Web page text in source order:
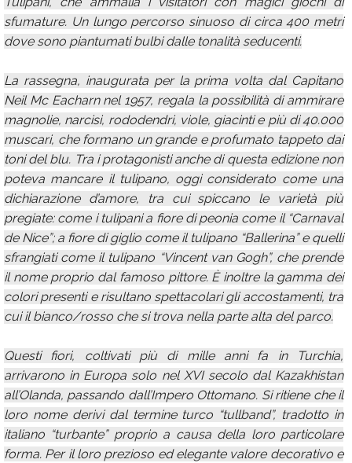
sfumature. Un lungo percorso sinuoso di circa 400 metri
dove sono piantumati bulbi dalle tonalità seducenti.
La rassegna, inaugurata per la prima volta dal Capitano
Neil Mc Eacharn nel 1957, regala la possibilità di ammirare
magnolie, narcisi, rododendri, viole, giacinti e più di 40.000
muscari, che formano un grande e profumato tappeto dai
toni del blu. Tra i protagonisti anche di questa edizione non
poteva mancare il tulipano, oggi considerato come una
dichiarazione d’amore, tra cui spiccano le varietà più
pregiate: come i tulipani a fiore di peonia come il “Carnaval
de Nice”; a fiore di giglio come il tulipano “Ballerina” e quelli
sfrangiati come il tulipano “Vincent van Gogh”, che prende
il nome proprio dal famoso pittore. È inoltre la gamma dei
colori presenti e risultano spettacolari gli accostamenti, tra
cui il bianco/rosso che si trova nella parte alta del parco.
Questi fiori, coltivati più di mille anni fa in Turchia,
arrivarono in Europa solo nel XVI secolo dal Kazakhistan
all’Olanda, passando dall’Impero Ottomano. Si ritiene che il
loro nome derivi dal termine turco “tullband”, tradotto in
italiano “turbante” proprio a causa della loro particolare
forma. Per il loro prezioso ed elegante valore decorativo e